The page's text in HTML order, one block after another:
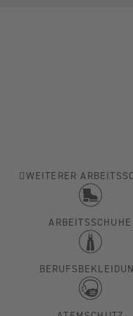
WEITERER
ARBEITSSCHUHE